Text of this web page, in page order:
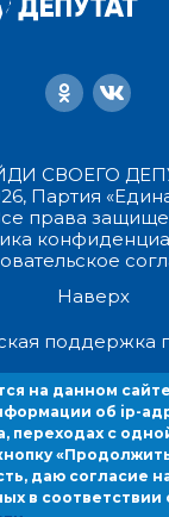
СВОЕГО
Партия
права
Наверх
поддержка
на данном
об ip-
с одной
на данном
об ip-
переходах с
даю согласие
в соответствии